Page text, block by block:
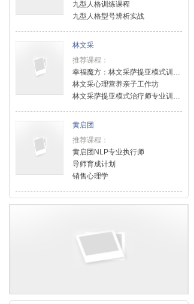
九型人格训练课程
九型人格型号辨析实战
林文采
推荐课程：
幸福魔方：林文采萨提亚模式训练课程
林文采心理营养亲子工作坊
林文采萨提亚模式治疗师专业训练课程（level2）
黄启团
推荐课程：
黄启团NLP专业执行师
导师育成计划
销售心理学